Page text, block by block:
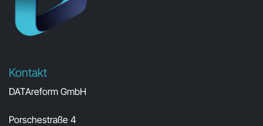
Kontakt
DATAreform GmbH
Porschestraße 4